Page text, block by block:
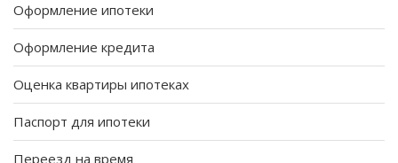
Оформление ипотеки
Оформление кредита
Оценка квартиры ипотеках
Паспорт для ипотеки
Переезд на время